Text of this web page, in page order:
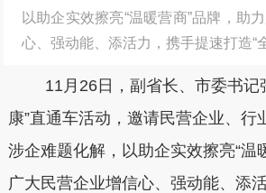
以助企实效擦亮“温暖营商”品牌，助
心、强动能、添活力，携手提速打造“
11月26日，副省长、市委书记
康”直通车活动，邀请民营企业、行
涉企难题化解，以助企实效擦亮“温
广大民营企业增信心、强动能、添